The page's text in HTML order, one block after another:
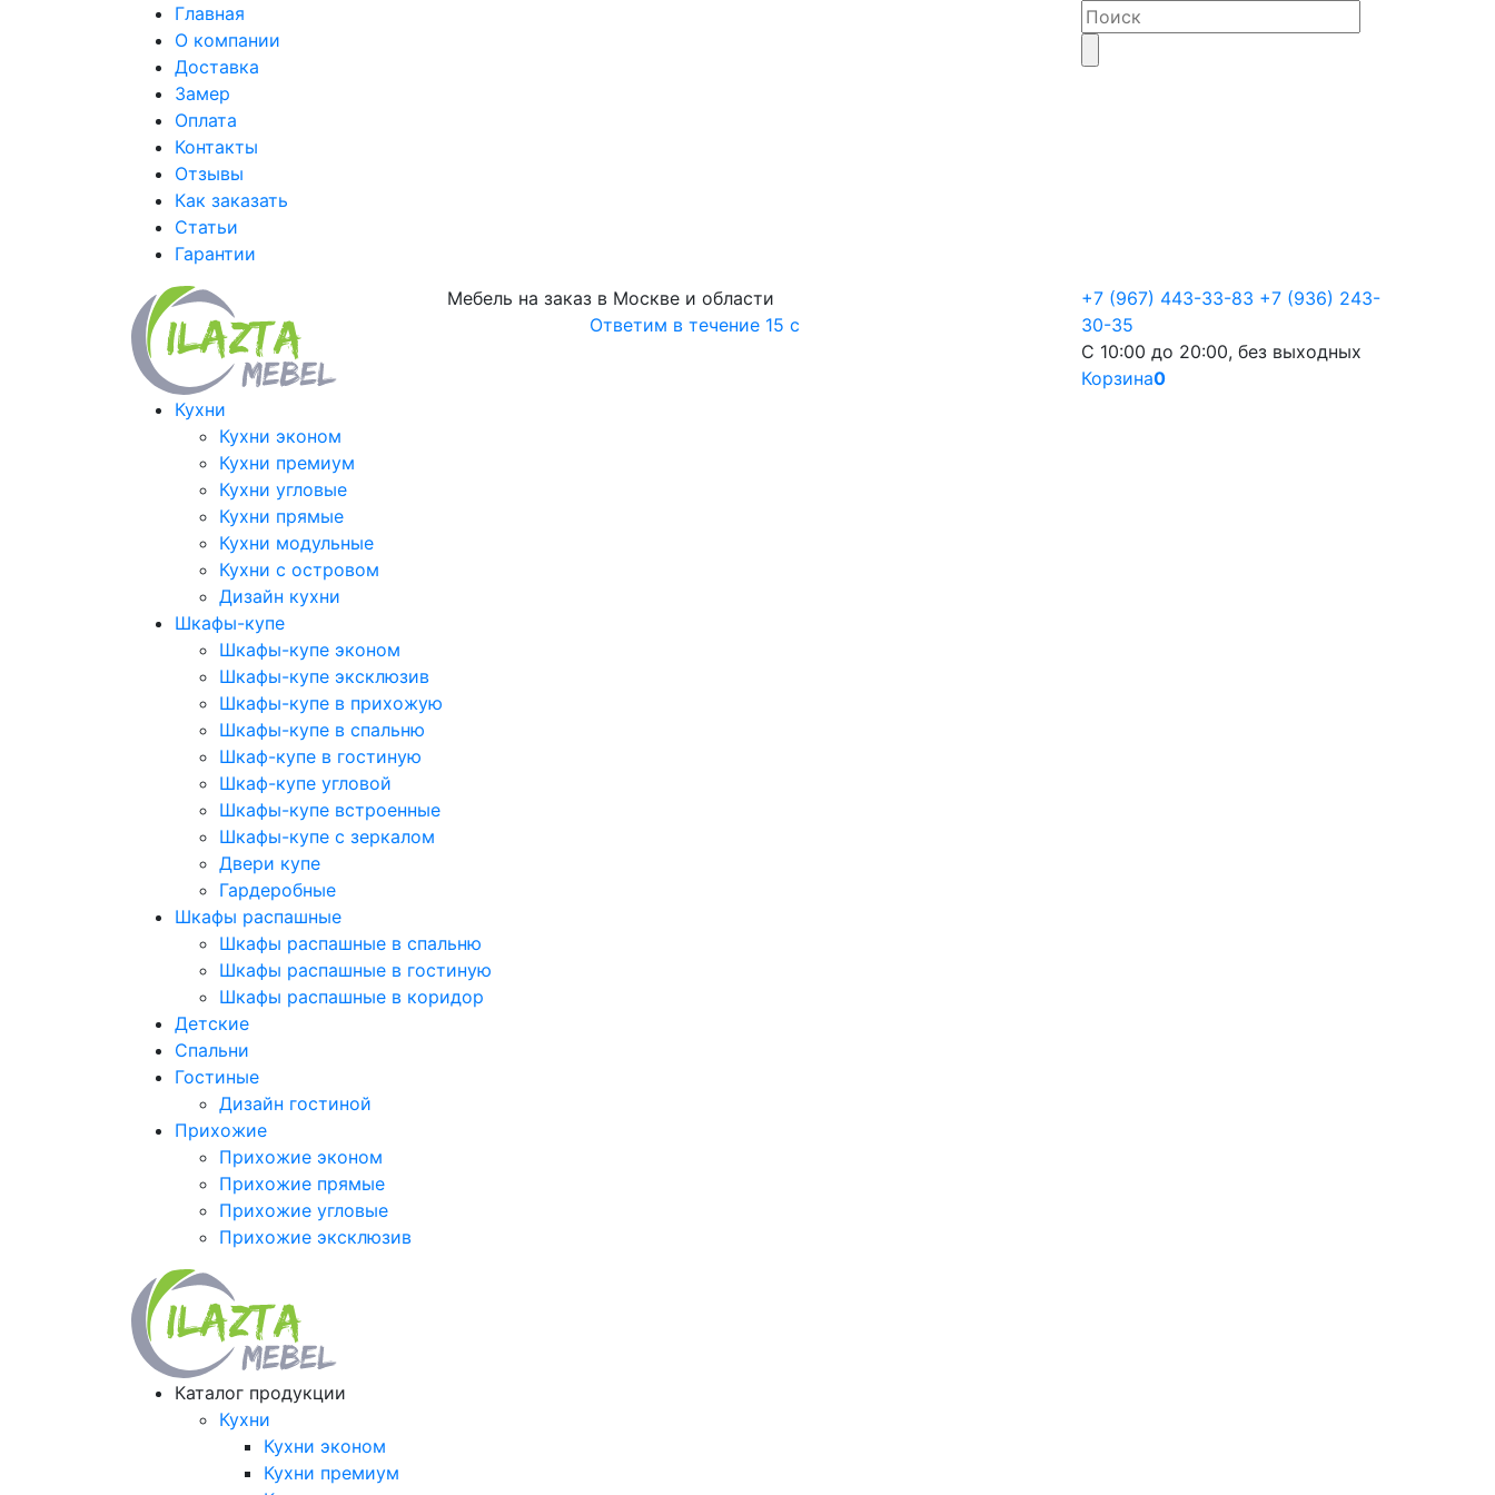
Главная
О компании
Доставка
Замер
Оплата
Контакты
Отзывы
Как заказать
Статьи
Гарантии
Мебель на заказ в Москве и области
Ответим в течение 15 с
+7 (967) 443-33-83 +7 (936) 243-
30-35
С 10:00 до 20:00, без выходных
Корзина0
Кухни
Кухни эконом
Кухни премиум
Кухни угловые
Кухни прямые
Кухни модульные
Кухни с островом
Дизайн кухни
Шкафы-купе
Шкафы-купе эконом
Шкафы-купе эксклюзив
Шкафы-купе в прихожую
Шкафы-купе в спальню
Шкаф-купе в гостиную
Шкаф-купе угловой
Шкафы-купе встроенные
Шкафы-купе с зеркалом
Двери купе
Гардеробные
Шкафы распашные
Шкафы распашные в спальню
Шкафы распашные в гостиную
Шкафы распашные в коридор
Детские
Спальни
Гостиные
Дизайн гостиной
Прихожие
Прихожие эконом
Прихожие прямые
Прихожие угловые
Прихожие эксклюзив
Каталог продукции
Кухни
Кухни эконом
Кухни премиум